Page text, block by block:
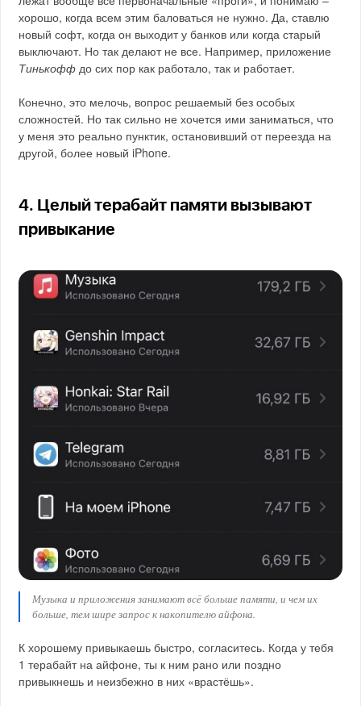
хорошо, когда всем этим баловаться не нужно. Да, ставлю
новый софт, когда он выходит у банков или когда старый
выключают. Но так делают не все. Например, приложение
Тинькофф до сих пор как работало, так и работает.
Конечно, это мелочь, вопрос решаемый без особых
сложностей. Но так сильно не хочется ими заниматься, что
у меня это реально пунктик, остановивший от переезда на
другой, более новый iPhone.
4. Целый терабайт памяти вызывают
привыкание
Музыка и приложения занимают всё больше памяти, и чем их
больше, тем шире запрос к накопителю айфона.
К хорошему привыкаешь быстро, согласитесь. Когда у тебя
1 терабайт на айфоне, ты к ним рано или поздно
привыкнешь и неизбежно в них «врастёшь».